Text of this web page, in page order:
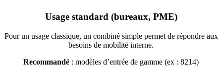
Usage standard (bureaux, PME)
Pour un usage classique, un combiné simple permet de répondre aux
besoins de mobilité interne.
Recommandé : modèles d’entrée de gamme (ex : 8214)